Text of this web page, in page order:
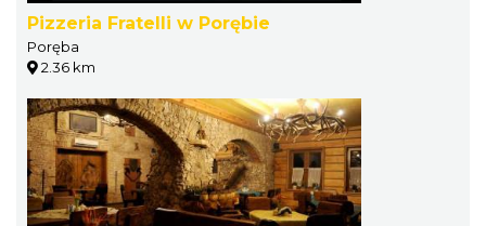
Pizzeria Fratelli w Porębie
Poręba
2.36 km